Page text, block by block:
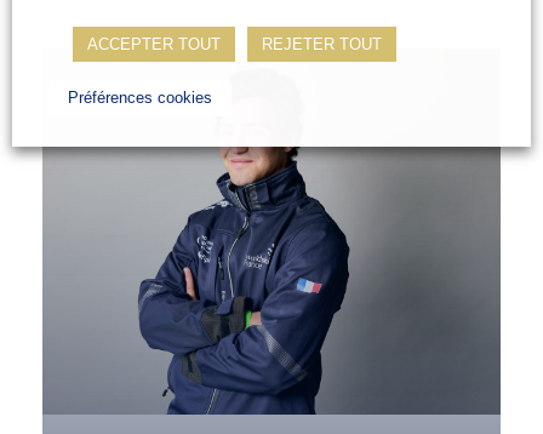
ACCEPTER TOUT REJETER TOUT
Préférences cookies